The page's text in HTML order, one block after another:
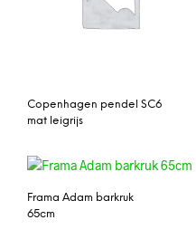
Copenhagen pendel SC6
mat leigrijs
Frama Adam barkruk
65cm